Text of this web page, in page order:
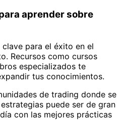
aprender sobre
para el éxito en el
Recursos como cursos
especializados te
tus conocimientos.
de trading donde se
puede ser de gran
con las mejores prácticas